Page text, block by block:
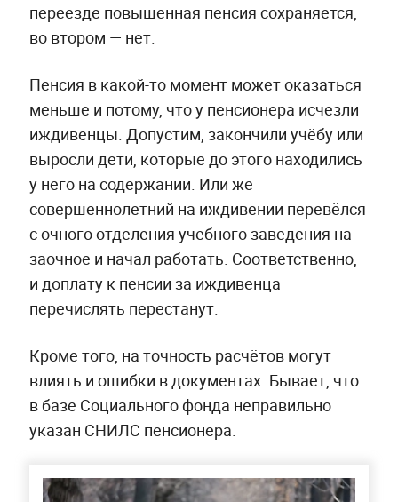
переезде повышенная пенсия сохраняется,
во втором — нет.
Пенсия в какой-то момент может оказаться
меньше и потому, что у пенсионера исчезли
иждивенцы. Допустим, закончили учёбу или
выросли дети, которые до этого находились
у него на содержании. Или же
совершеннолетний на иждивении перевёлся
с очного отделения учебного заведения на
заочное и начал работать. Соответственно,
и доплату к пенсии за иждивенца
перечислять перестанут.
Кроме того, на точность расчётов могут
влиять и ошибки в документах. Бывает, что
в базе Социального фонда неправильно
указан СНИЛС пенсионера.